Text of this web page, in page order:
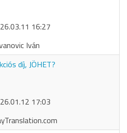
16:27
Iván
díj, JÖHET?
17:03